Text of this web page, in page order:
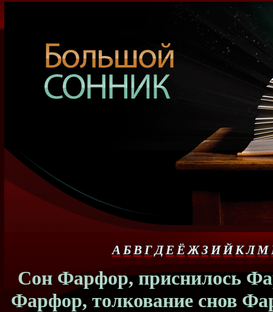
А БВГДЕ Ё ЖЗ ИЙКЛМ
Сон Фарфор, приснилось
Фарфор, толкование снов